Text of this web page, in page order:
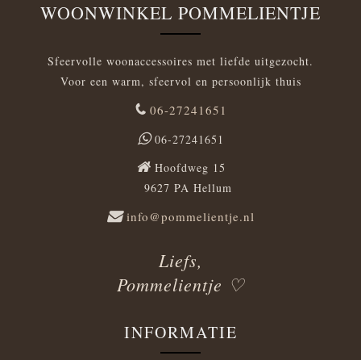
WOONWINKEL POMMELIENTJE
Sfeervolle woonaccessoires met liefde uitgezocht.
Voor een warm, sfeervol en persoonlijk thuis
06-27241651
06-27241651
Hoofdweg 15
9627 PA Hellum
info@pommelientje.nl
Liefs,
Pommelientje ♡
INFORMATIE